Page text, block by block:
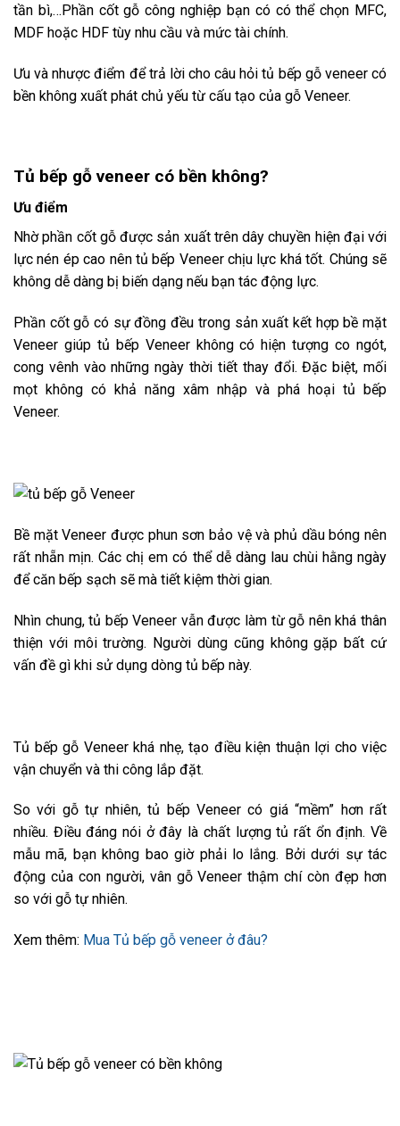
tần bì,…Phần cốt gỗ công nghiệp bạn có có thể chọn MFC,
MDF hoặc HDF tùy nhu cầu và mức tài chính.
Ưu và nhược điểm để trả lời cho câu hỏi tủ bếp gỗ veneer có
bền không xuất phát chủ yếu từ cấu tạo của gỗ Veneer.
Tủ bếp gỗ veneer có bền không?
Ưu điểm
Nhờ phần cốt gỗ được sản xuất trên dây chuyền hiện đại với
lực nén ép cao nên tủ bếp Veneer chịu lực khá tốt. Chúng sẽ
không dễ dàng bị biến dạng nếu bạn tác động lực.
Phần cốt gỗ có sự đồng đều trong sản xuất kết hợp bề mặt
Veneer giúp tủ bếp Veneer không có hiện tượng co ngót,
cong vênh vào những ngày thời tiết thay đổi. Đặc biệt, mối
mọt không có khả năng xâm nhập và phá hoại tủ bếp
Veneer.
Bề mặt Veneer được phun sơn bảo vệ và phủ dầu bóng nên
rất nhẵn mịn. Các chị em có thể dễ dàng lau chùi hằng ngày
để căn bếp sạch sẽ mà tiết kiệm thời gian.
Nhìn chung, tủ bếp Veneer vẫn được làm từ gỗ nên khá thân
thiện với môi trường. Người dùng cũng không gặp bất cứ
vấn đề gì khi sử dụng dòng tủ bếp này.
Tủ bếp gỗ Veneer khá nhẹ, tạo điều kiện thuận lợi cho việc
vận chuyển và thi công lắp đặt.
So với gỗ tự nhiên, tủ bếp Veneer có giá “mềm” hơn rất
nhiều. Điều đáng nói ở đây là chất lượng tủ rất ổn định. Về
mẫu mã, bạn không bao giờ phải lo lắng. Bởi dưới sự tác
động của con người, vân gỗ Veneer thậm chí còn đẹp hơn
so với gỗ tự nhiên.
Xem thêm: Mua Tủ bếp gỗ veneer ở đâu?